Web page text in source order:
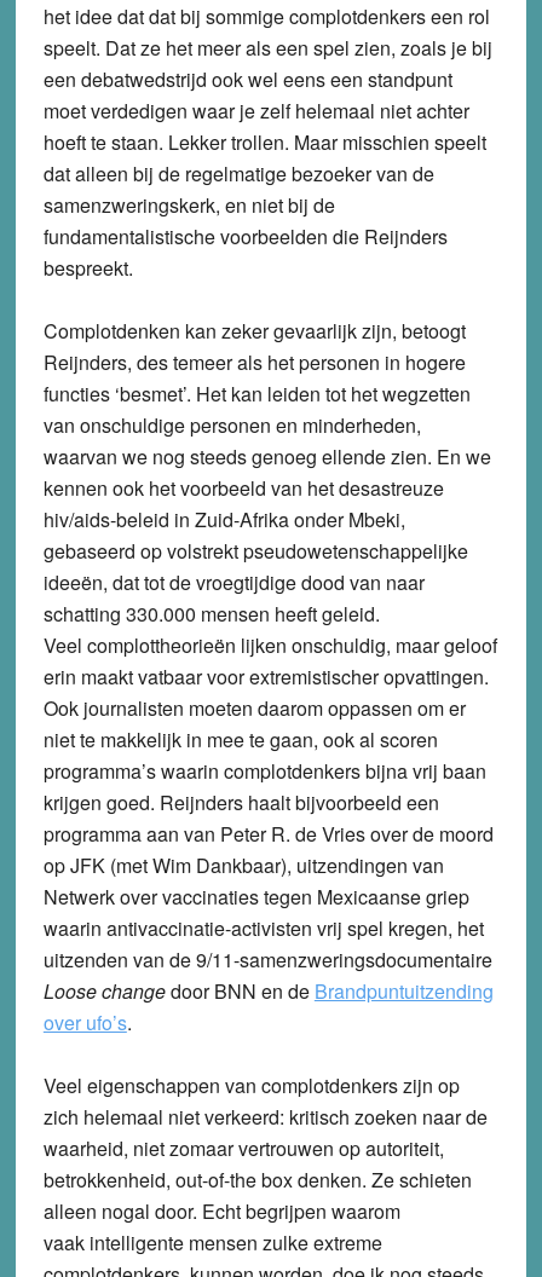
het idee dat dat bij sommige complotdenkers een rol
speelt. Dat ze het meer als een spel zien, zoals je bij
een debatwedstrijd ook wel eens een standpunt
moet verdedigen waar je zelf helemaal niet achter
hoeft te staan. Lekker trollen. Maar misschien speelt
dat alleen bij de regelmatige bezoeker van de
samenzweringskerk, en niet bij de
fundamentalistische voorbeelden die Reijnders
bespreekt.
Complotdenken kan zeker gevaarlijk zijn, betoogt
Reijnders, des temeer als het personen in hogere
functies ‘besmet’. Het kan leiden tot het wegzetten
van onschuldige personen en minderheden,
waarvan we nog steeds genoeg ellende zien. En we
kennen ook het voorbeeld van het desastreuze
hiv/aids-beleid in Zuid-Afrika onder Mbeki,
gebaseerd op volstrekt pseudowetenschappelijke
ideeën, dat tot de vroegtijdige dood van naar
schatting 330.000 mensen heeft geleid.
Veel complottheorieën lijken onschuldig, maar geloof
erin maakt vatbaar voor extremistischer opvattingen.
Ook journalisten moeten daarom oppassen om er
niet te makkelijk in mee te gaan, ook al scoren
programma’s waarin complotdenkers bijna vrij baan
krijgen goed. Reijnders haalt bijvoorbeeld een
programma aan van Peter R. de Vries over de moord
op JFK (met Wim Dankbaar), uitzendingen van
Netwerk over vaccinaties tegen Mexicaanse griep
waarin antivaccinatie-activisten vrij spel kregen, het
uitzenden van de 9/11-samenzweringsdocumentaire
Loose changedoor BNN en de Brandpuntuitzending
over ufo’s.
Veel eigenschappen van complotdenkers zijn op
zich helemaal niet verkeerd: kritisch zoeken naar de
waarheid, niet zomaar vertrouwen op autoriteit,
betrokkenheid, out-of-the box denken. Ze schieten
alleen nogal door. Echt begrijpen waarom
vaak intelligente mensen zulke extreme